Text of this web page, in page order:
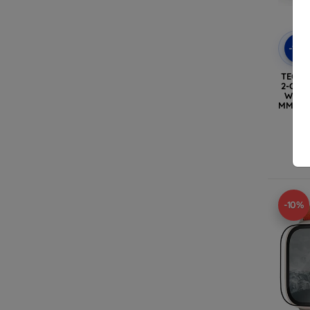
-10%
TECH-
2-
MM)
-10%